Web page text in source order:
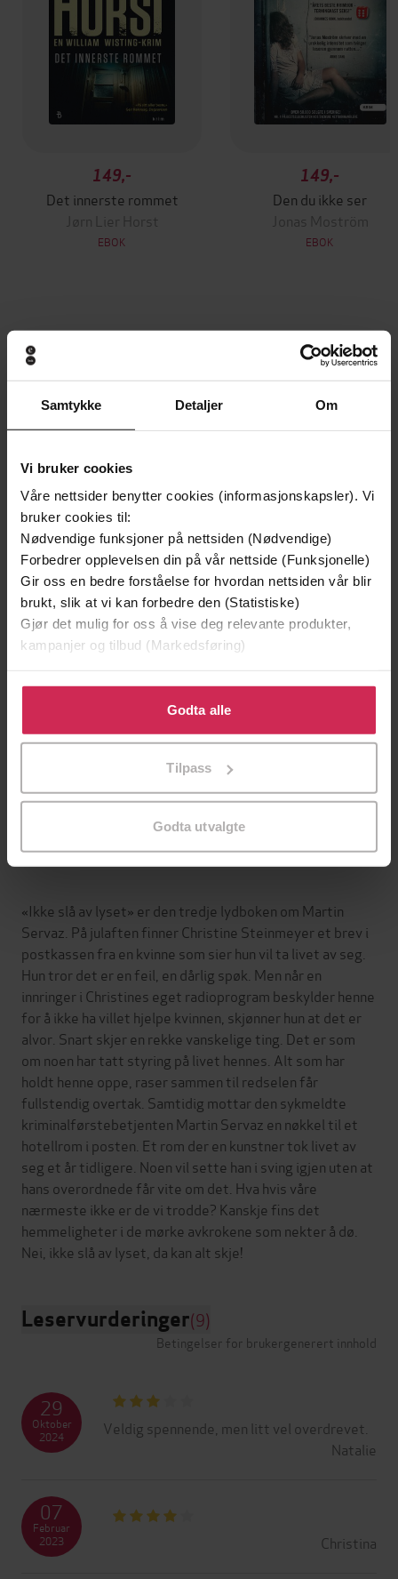
Samtykke Detaljer Om
Vi bruker cookies
Våre nettsider benytter cookies (informasjonskapsler). Vi
bruker cookies til:
Nødvendige funksjoner på nettsiden (Nødvendige)
Forbedrer opplevelsen din på vår nettside (Funksjonelle)
Gir oss en bedre forståelse for hvordan nettsiden vår blir
brukt, slik at vi kan forbedre den (Statistiske)
Gjør det mulig for oss å vise deg relevante produkter,
kampanjer og tilbud (Markedsføring)
Klikk på «Godta alle» for å gi oss ditt samtykke til å
bruke cookies for alle disse formålene. Du kan også
tilpasse ditt samtykke til spesifikke formål ved å klikke
Godta alle
Tilpass
Godta utvalgte
149,-
Det innerste rommet
Jørn Lier Horst
EBOK
149,-
Den du ikke ser
Jonas Moström
EBOK
Bernard Minier(forfatter),Christina Revold
(innleser)
Forlag
Utgitt 14.02.2019
Lengde 19:06
Sjanger Krim
Serie Martin Servaz
Nummer i
serie
3
Språk Bokmål
beskyttelse
Vannmerket
9788242169631
Om boken
«Ikke slå av lyset» er den tredje lydboken om Martin
Servaz. På julaften finner Christine Steinmeyer et brev i
postkassen fra en kvinne som sier hun vil ta livet av seg.
Hun tror det er en feil, en dårlig spøk. Men når en
innringer i Christines eget radioprogram beskylder henne
for å ikke ha villet hjelpe kvinnen, skjønner hun at det er
alvor. Snart skjer en rekke vanskelige ting. Det er som
om noen har tatt styring på livet hennes. Alt som har
holdt henne oppe, raser sammen til redselen får
fullstendig overtak. Samtidig mottar den sykmeldte
kriminalførstebetjenten Martin Servaz en nøkkel til et
hotellrom i posten. Et rom der en kunstner tok livet av
seg et år tidligere. Noen vil sette han i sving igjen uten at
hans overordnede får vite om det. Hva hvis våre
nærmeste ikke er de vi trodde? Kanskje fins det
hemmeligheter i de mørke avkrokene som nekter å dø.
Leservurderinger(9)
Betingelser for brukergenerert innhold
Veldig spennende, men litt vel overdrevet.
Natalie
29
Oktober
2024
Christina
07
Februar
2023